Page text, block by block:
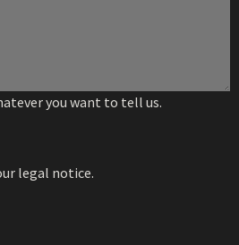
you want to tell us.
legal notice.